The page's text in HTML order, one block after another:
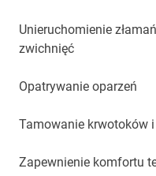
Unieruchomienie
zwichnięć
Opatrywanie oparzeń
Tamowanie krwotoków
Zapewnienie komfortu